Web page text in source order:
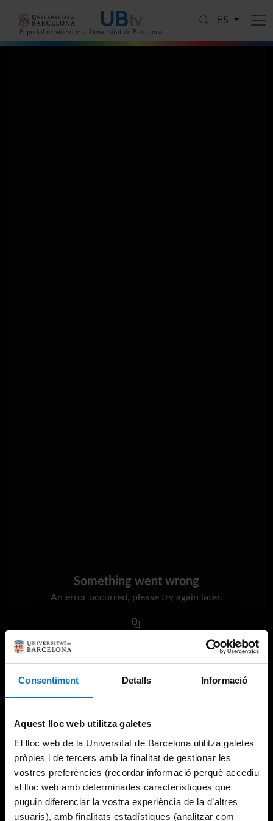
Consentiment Detalls Informació
Aquest lloc web utilitza galetes
El lloc web de la Universitat de Barcelona utilitza galetes
pròpies i de tercers amb la finalitat de gestionar les
vostres preferències (recordar informació perquè accediu
al lloc web amb determinades característiques que
puguin diferenciar la vostra experiència de la d’altres
usuaris), amb finalitats estadístiques (analitzar com
El portal de vídeo de la Universitat de Barcelona
ES
Something went wrong
An error occurred, please try again later.